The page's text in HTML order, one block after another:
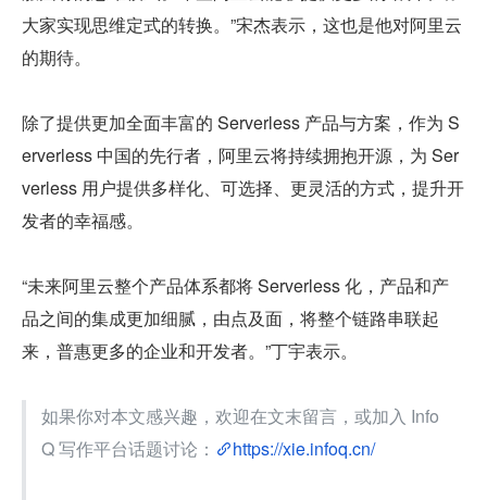
大家实现思维定式的转换。”宋杰表示，这也是他对阿里云
的期待。
除了提供更加全面丰富的 Serverless 产品与方案，作为 S
erverless 中国的先行者，阿里云将持续拥抱开源，为 Ser
verless 用户提供多样化、可选择、更灵活的方式，提升开
发者的幸福感。
“未来阿里云整个产品体系都将 Serverless 化，产品和产
品之间的集成更加细腻，由点及面，将整个链路串联起
来，普惠更多的企业和开发者。”丁宇表示。
如果你对本文感兴趣，欢迎在文末留言，或加入 Info
Q 写作平台话题讨论：
https://xie.infoq.cn/